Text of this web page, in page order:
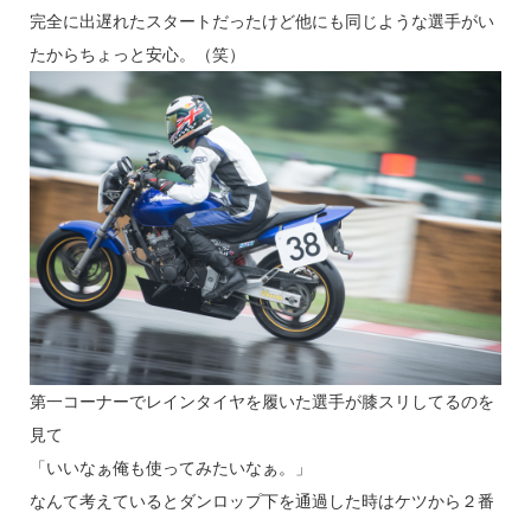
完全に出遅れたスタートだったけど他にも同じような選手がい
たからちょっと安心。（笑）
第一コーナーでレインタイヤを履いた選手が膝スリしてるのを
見て
「いいなぁ俺も使ってみたいなぁ。」
なんて考えているとダンロップ下を通過した時はケツから２番